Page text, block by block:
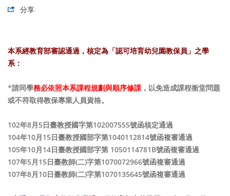
分享
本系經教育部審認通過，核定為「認可培育幼兒園教保員」之學
系：
*請同學務必依照本系課程規劃與順序修課 ，以免造成課程衝堂問題
或不符取得教保專業人員資格。
102年8月5日臺教授國字第102007555號函核定通過
104年10月15日臺教授國部字第1040112814號函複審通過
105年10月14日臺教授國部字第 1050114781B號函複審通過
107年5月15日臺教師(二)字第1070072966號函複審通過
107年8月10日臺教師(二)字第1070135645號函複審通過